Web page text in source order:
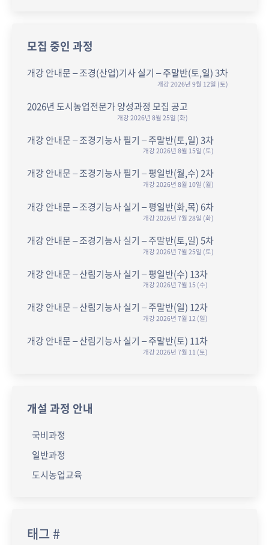
모집 중인 과정
개강 안내문 – 조경(산업)기사 실기 – 주말반(토,일) 3차
개강 2026년 9월 12일 (토)
2026년 도시농업전문가 양성과정 모집 공고
개강 2026년 8월 25일 (화)
개강 안내문 – 조경기능사 필기 – 주말반(토,일) 3차
개강 2026년 8월 15일 (토)
개강 안내문 – 조경기능사 필기 – 평일반(월,수) 2차
개강 2026년 8월 10일 (월)
개강 안내문 – 조경기능사 실기 – 평일반(화,목) 6차
개강 2026년 7월 28일 (화)
개강 안내문 – 조경기능사 실기 – 주말반(토,일) 5차
개강 2026년 7월 25일 (토)
개강 안내문 – 산림기능사 실기 – 평일반(수) 13차
개강 2026년 7월 15 (수)
개강 안내문 – 산림기능사 실기 – 주말반(일) 12차
개강 2026년 7월 12 (일)
개강 안내문 – 산림기능사 실기 – 주말반(토) 11차
개강 2026년 7월 11 (토)
개설 과정 안내
국비과정
일반과정
도시농업교육
태그 #